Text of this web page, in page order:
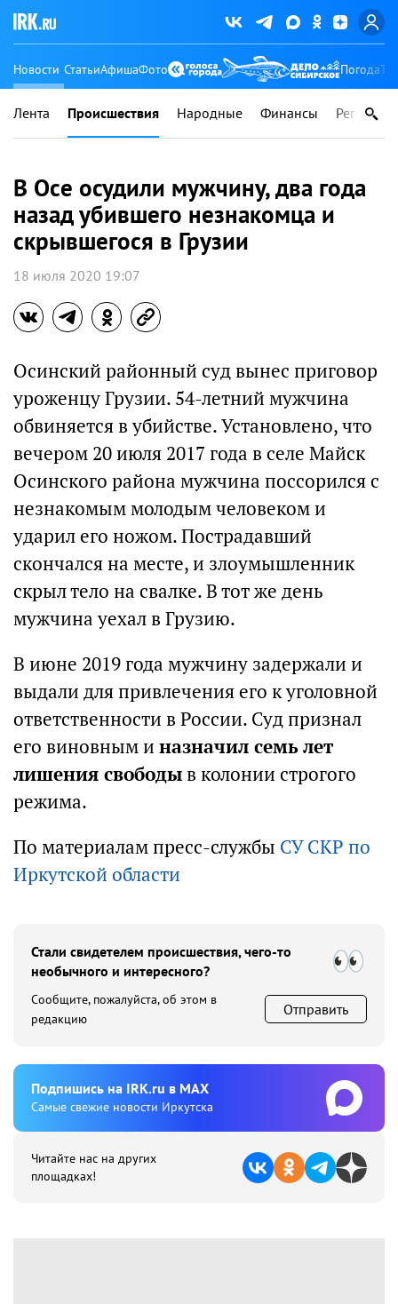
Новости СтатьиАфишаФото Погода
Лента Происшествия Народные Финансы Регионы
В Осе осудили мужчину, два года
назад убившего незнакомца и
скрывшегося в Грузии
18 июля 2020 19:07
Осинский районный суд вынес приговор
уроженцу Грузии. 54-летний мужчина
обвиняется в убийстве. Установлено, что
вечером 20 июля 2017 года в селе Майск
Осинского района мужчина поссорился с
незнакомым молодым человеком и
ударил его ножом. Пострадавший
скончался на месте, и злоумышленник
скрыл тело на свалке. В тот же день
мужчина уехал в Грузию.
В июне 2019 года мужчину задержали и
выдали для привлечения его к уголовной
ответственности в России.​ Суд признал
его виновным и назначил семь лет
лишения свободыв колонии строгого
режима.
По материалам пресс-службы СУ СКР по
Иркутской области
Стали свидетелем происшествия, чего-то
необычного и интересного?
Сообщите, пожалуйста, об этом в
редакцию
Отправить
Подпишиcь на IRK.ru в MAX
Cамые свежие новости Иркутска
Читайте нас на других
площадках!